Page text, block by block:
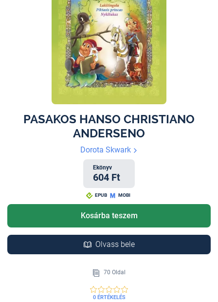
PASAKOS HANSO CHRISTIANO
ANDERSENO
Dorota Skwark
Ekönyv
604 Ft
EPUB MOBI
Kosárba teszem
Olvass bele
70 Oldal
0 ÉRTÉKELÉS